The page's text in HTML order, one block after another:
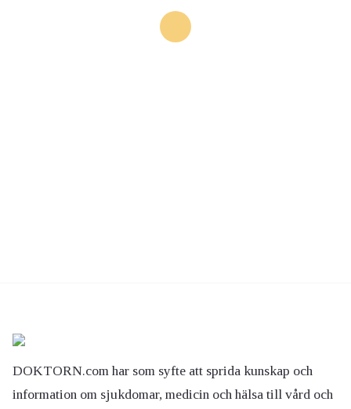
DOKTORN.com har som syfte att sprida kunskap och
information om sjukdomar, medicin och hälsa till vård och